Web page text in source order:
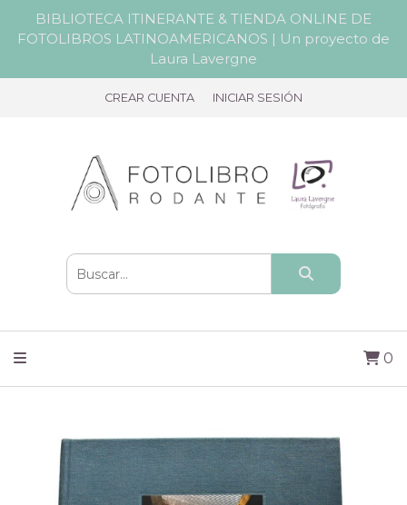
BIBLIOTECA ITINERANTE & TIENDA ONLINE DE
FOTOLIBROS LATINOAMERICANOS | Un proyecto de
Laura Lavergne
CREAR CUENTA INICIAR SESIÓN
0